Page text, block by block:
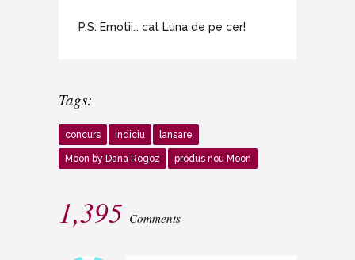
P.S: Emotii… cat Luna de pe cer!
Tags:
concurs indiciu lansare
Moon by Dana Rogoz produs nou Moon
1,395 Comments